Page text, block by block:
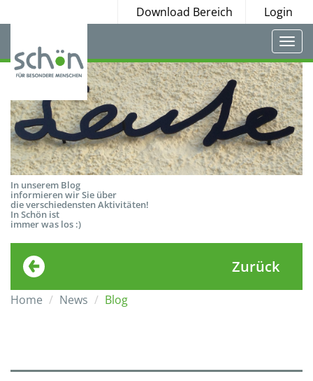
Download Bereich Login
In unserem Blog
informieren wir Sie über
die verschiedensten Aktivitäten!
In Schön ist
immer was los :)
Zurück
Home News Blog